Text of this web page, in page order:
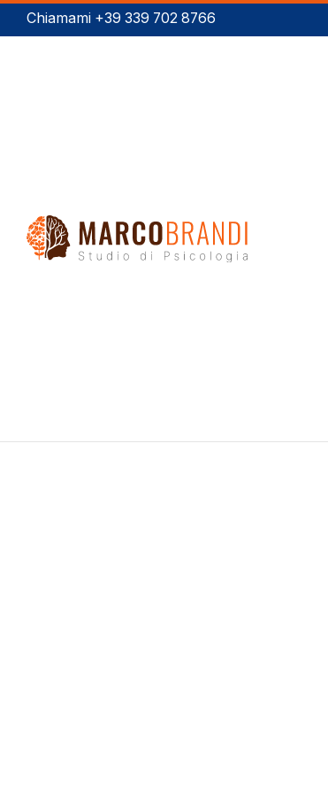
Chiamami +39 339 702 8766